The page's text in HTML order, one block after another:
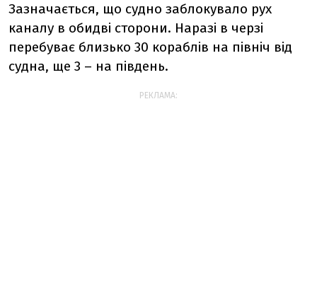
Зазначається, що судно заблокувало рух
каналу в обидві сторони. Наразі в черзі
перебуває близько 30 кораблів на північ від
судна, ще 3 – на південь.
РЕКЛАМА: